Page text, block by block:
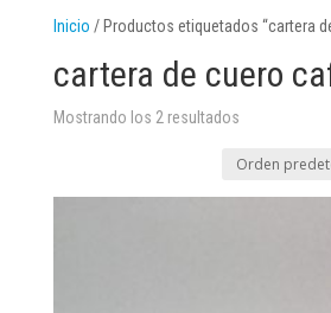
Inicio / Productos etiquetados “cartera
cartera de cuero
Mostrando los 2 resultados